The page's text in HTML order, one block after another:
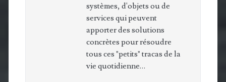
systèmes, d'objets ou de
services qui peuvent
apporter des solutions
concrètes pour résoudre
tous ces "petits" tracas de la
vie quotidienne…